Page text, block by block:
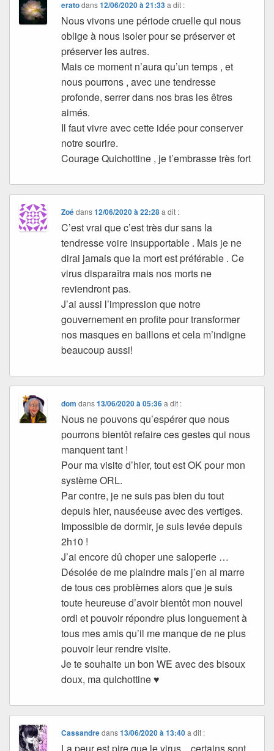
eratodans12/06/2020 à 21:33 a dit :
Nous vivons une période cruelle qui nous
oblige à nous isoler pour se préserver et
préserver les autres.
Mais ce moment n’aura qu’un temps , et
nous pourrons , avec une tendresse
profonde, serrer dans nos bras les êtres
aimés.
Il faut vivre avec cette idée pour conserver
notre sourire.
Courage Quichottine , je t’embrasse très fort
Zoédans12/06/2020 à 22:28 a dit :
C’est vrai que c’est très dur sans la
tendresse voire insupportable . Mais je ne
dirai jamais que la mort est préférable . Ce
virus disparaîtra mais nos morts ne
reviendront pas.
J’ai aussi l’impression que notre
gouvernement en profite pour transformer
nos masques en baillons et cela m’indigne
beaucoup aussi!
dom dans13/06/2020 à 05:36 a dit :
Nous ne pouvons qu’espérer que nous
pourrons bientôt refaire ces gestes qui nous
manquent tant !
Pour ma visite d’hier, tout est OK pour mon
système ORL.
Par contre, je ne suis pas bien du tout
depuis hier, nauséeuse avec des vertiges.
Impossible de dormir, je suis levée depuis
2h10 !
J’ai encore dû choper une saloperie …
Désolée de me plaindre mais j’en ai marre
de tous ces problèmes alors que je suis
toute heureuse d’avoir bientôt mon nouvel
ordi et pouvoir répondre plus longuement à
tous mes amis qu’il me manque de ne plus
pouvoir leur rendre visite.
Je te souhaite un bon WE avec des bisoux
doux, ma quichottine ♥
Cassandredans13/06/2020 à 13:40 a dit :
La peur est pire que le virus…certains sont